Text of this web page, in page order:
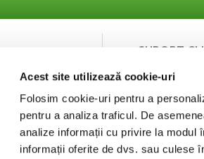
Acest site utilizează cookie-uri
Folosim cookie-uri pentru a
pentru a analiza traficul. De
analize informații cu privire la modul
informații oferite de dvs. sau culese
SUPORT
Contact
Securitatea